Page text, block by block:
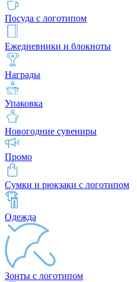
Посуда с логотипом
Ежедневники и блокноты
Награды
Упаковка
Новогодние сувениры
Промо
Сумки и рюкзаки с логотипом
Одежда
Зонты с логотипом